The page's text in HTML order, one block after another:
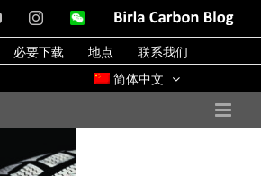
YouTubeInstagramWeChatBirla
Blog
必要下载 地点
联系我们
简体中文